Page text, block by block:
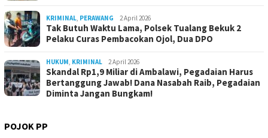
KRIMINAL, PERAWANG 2 April 2026
Tak Butuh Waktu Lama, Polsek Tualang Bekuk 2
Pelaku Curas Pembacokan Ojol, Dua DPO
HUKUM, KRIMINAL 2 April 2026
Skandal Rp1,9 Miliar di Ambalawi, Pegadaian Harus
Bertanggung Jawab! Dana Nasabah Raib, Pegadaian
Diminta Jangan Bungkam!
POJOK PP